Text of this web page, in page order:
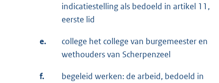
indicatiestelling als bedoeld in artikel 11,
eerste lid
e.
college het college van burgemeester en
wethouders van Scherpenzeel
f.
begeleid werken: de arbeid, bedoeld in